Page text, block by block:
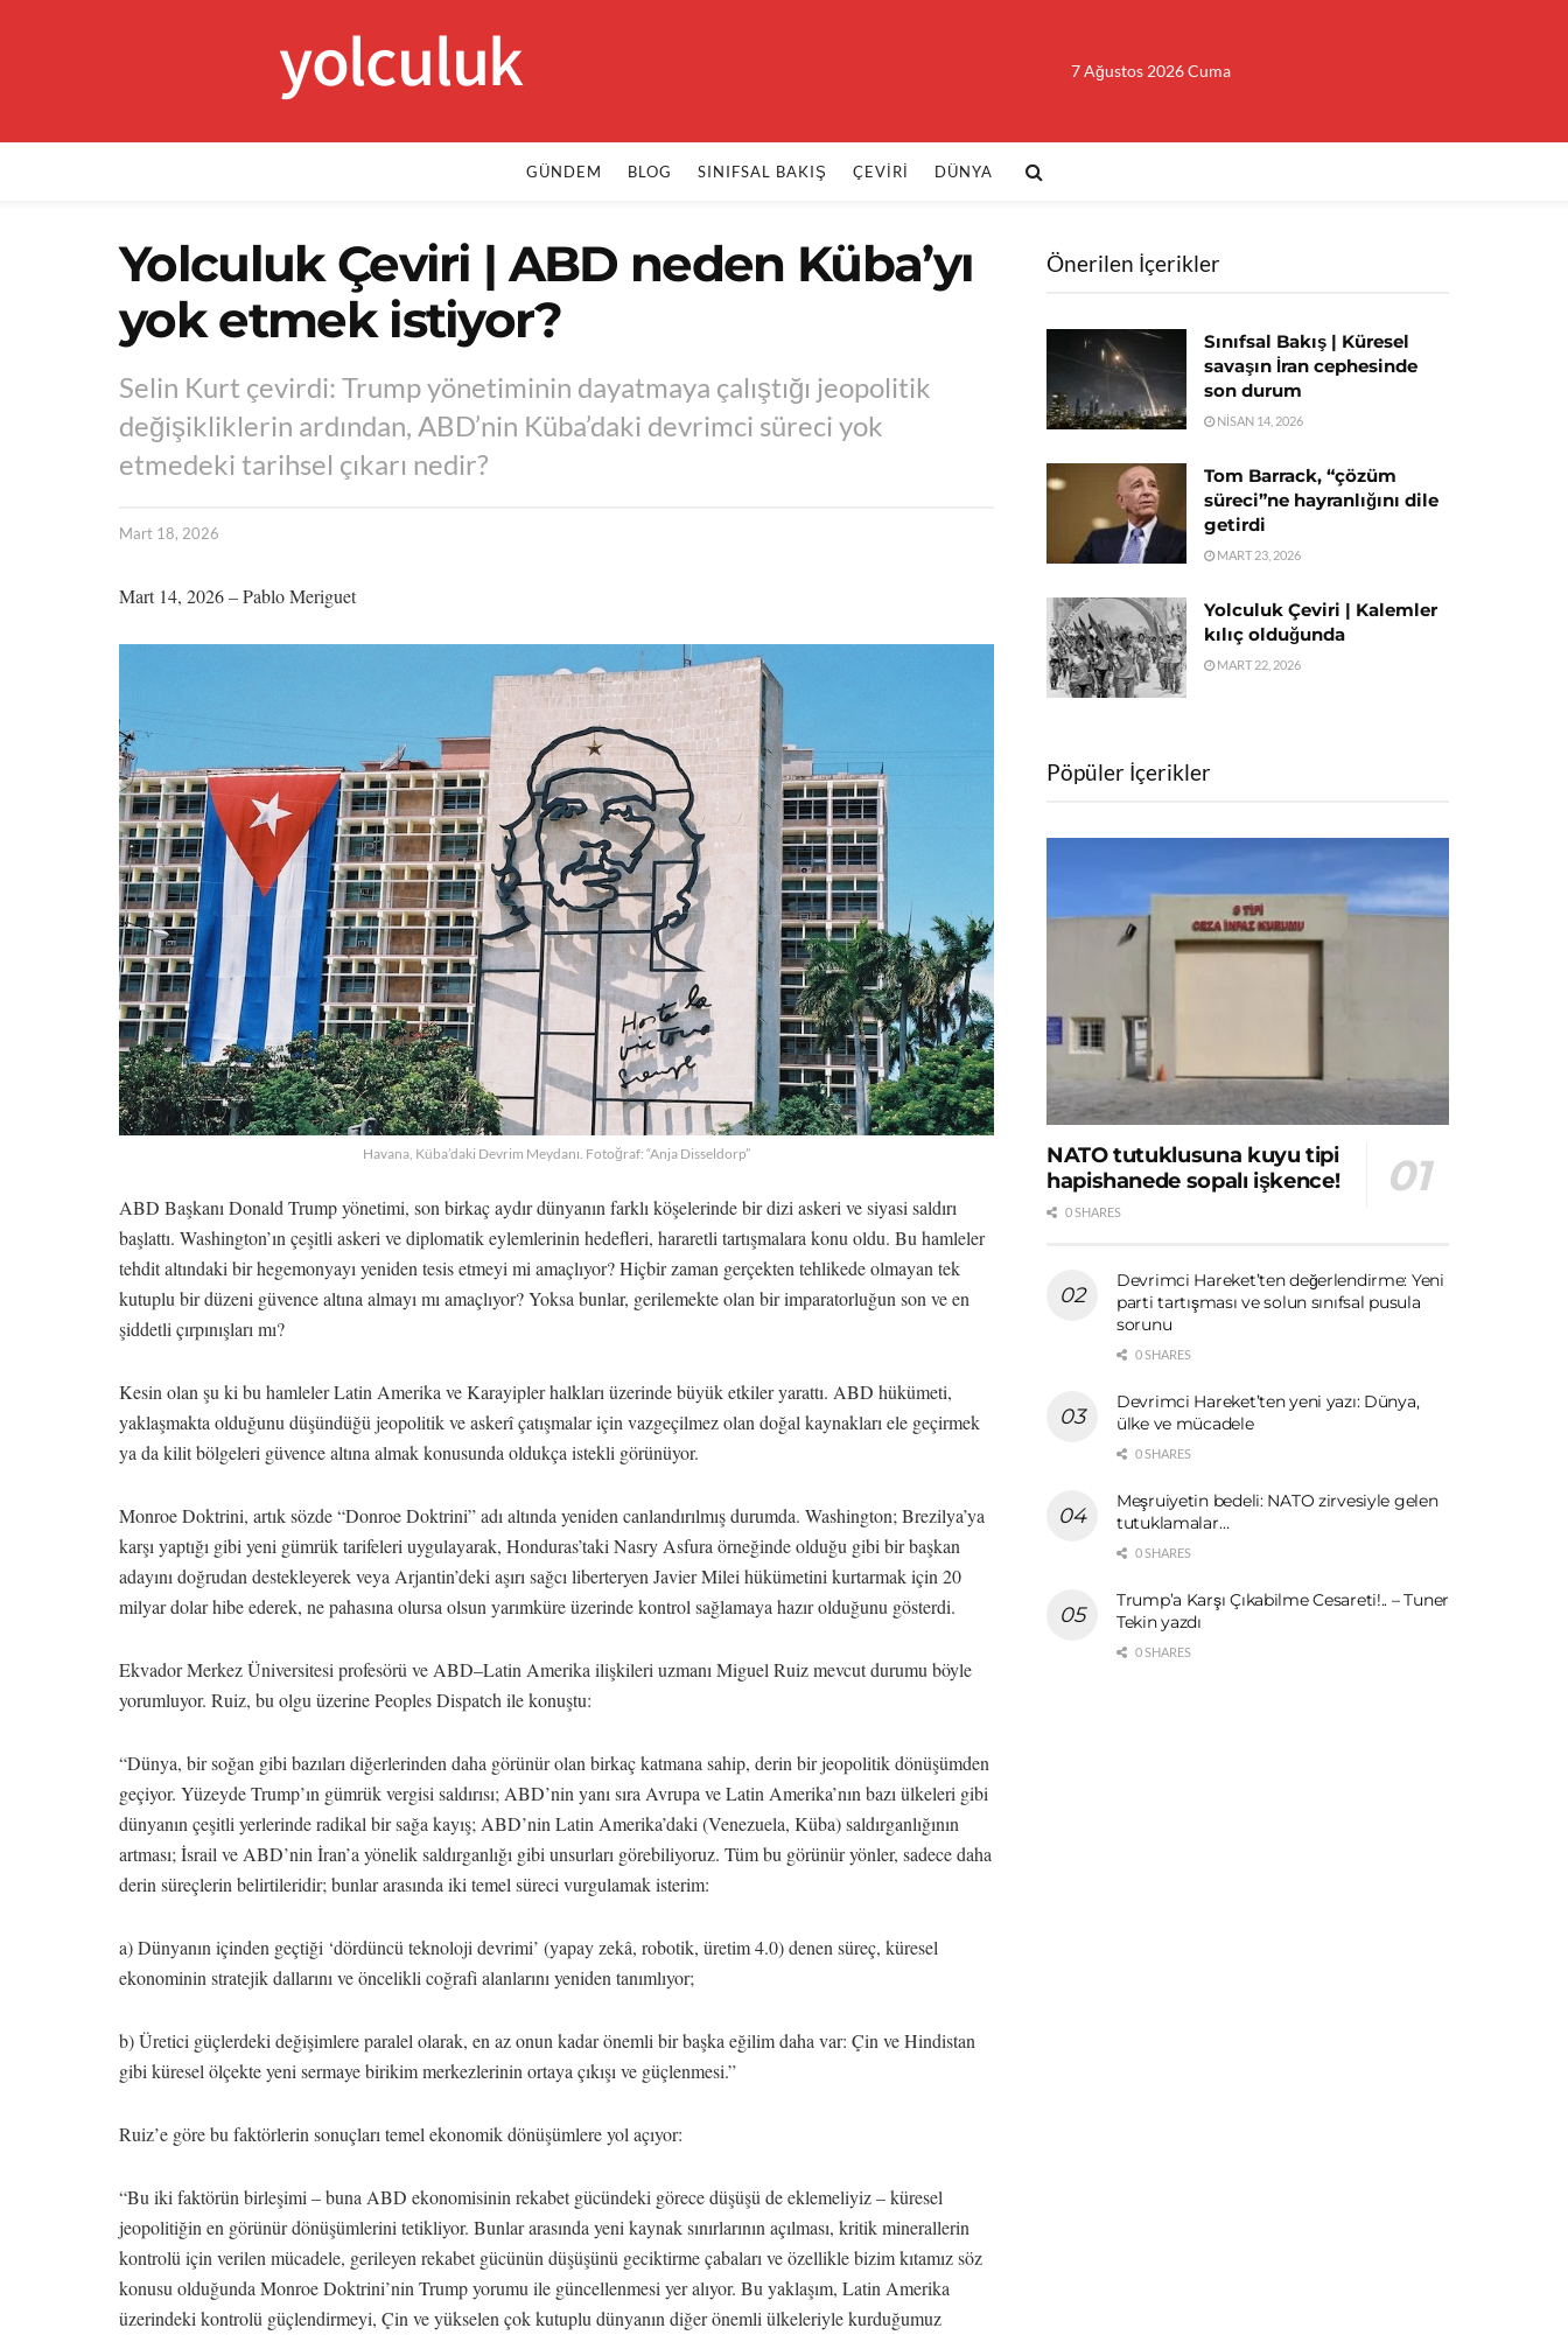
yolculuk 7 Ağustos 2026 Cuma
GÜNDEM BLOG SINIFSAL BAKIŞ ÇEVIRI DÜNYA
Yolculuk Çeviri | ABD neden Küba’yı
yok etmek istiyor?
Selin Kurt çevirdi: Trump yönetiminin dayatmaya çalıştığı jeopolitik
değişikliklerin ardından, ABD’nin Küba’daki devrimci süreci yok
etmedeki tarihsel çıkarı nedir?
Mart 18, 2026
Mart 14, 2026 – Pablo Meriguet
Havana, Küba’daki Devrim Meydanı. Fotoğraf: “Anja Disseldorp”
ABD Başkanı Donald Trump yönetimi, son birkaç aydır dünyanın farklı köşelerinde bir dizi askeri ve siyasi saldırı
başlattı. Washington’ın çeşitli askeri ve diplomatik eylemlerinin hedefleri, hararetli tartışmalara konu oldu. Bu hamleler
tehdit altındaki bir hegemonyayı yeniden tesis etmeyi mi amaçlıyor? Hiçbir zaman gerçekten tehlikede olmayan tek
kutuplu bir düzeni güvence altına almayı mı amaçlıyor? Yoksa bunlar, gerilemekte olan bir imparatorluğun son ve en
şiddetli çırpınışları mı?
Kesin olan şu ki bu hamleler Latin Amerika ve Karayipler halkları üzerinde büyük etkiler yarattı. ABD hükümeti,
yaklaşmakta olduğunu düşündüğü jeopolitik ve askerî çatışmalar için vazgeçilmez olan doğal kaynakları ele geçirmek
ya da kilit bölgeleri güvence altına almak konusunda oldukça istekli görünüyor.
Monroe Doktrini, artık sözde “Donroe Doktrini” adı altında yeniden canlandırılmış durumda. Washington; Brezilya’ya
karşı yaptığı gibi yeni gümrük tarifeleri uygulayarak, Honduras’taki Nasry Asfura örneğinde olduğu gibi bir başkan
adayını doğrudan destekleyerek veya Arjantin’deki aşırı sağcı liberteryen Javier Milei hükümetini kurtarmak için 20
milyar dolar hibe ederek, ne pahasına olursa olsun yarımküre üzerinde kontrol sağlamaya hazır olduğunu gösterdi.
Ekvador Merkez Üniversitesi profesörü ve ABD–Latin Amerika ilişkileri uzmanı Miguel Ruiz mevcut durumu böyle
yorumluyor. Ruiz, bu olgu üzerine Peoples Dispatch ile konuştu:
“Dünya, bir soğan gibi bazıları diğerlerinden daha görünür olan birkaç katmana sahip, derin bir jeopolitik dönüşümden
geçiyor. Yüzeyde Trump’ın gümrük vergisi saldırısı; ABD’nin yanı sıra Avrupa ve Latin Amerika’nın bazı ülkeleri gibi
dünyanın çeşitli yerlerinde radikal bir sağa kayış; ABD’nin Latin Amerika’daki (Venezuela, Küba) saldırganlığının
artması; İsrail ve ABD’nin İran’a yönelik saldırganlığı gibi unsurları görebiliyoruz. Tüm bu görünür yönler, sadece daha
derin süreçlerin belirtileridir; bunlar arasında iki temel süreci vurgulamak isterim:
a) Dünyanın içinden geçtiği ‘dördüncü teknoloji devrimi’ (yapay zekâ, robotik, üretim 4.0) denen süreç, küresel
ekonominin stratejik dallarını ve öncelikli coğrafi alanlarını yeniden tanımlıyor;
b) Üretici güçlerdeki değişimlere paralel olarak, en az onun kadar önemli bir başka eğilim daha var: Çin ve Hindistan
gibi küresel ölçekte yeni sermaye birikim merkezlerinin ortaya çıkışı ve güçlenmesi.”
Ruiz’e göre bu faktörlerin sonuçları temel ekonomik dönüşümlere yol açıyor:
“Bu iki faktörün birleşimi – buna ABD ekonomisinin rekabet gücündeki görece düşüşü de eklemeliyiz – küresel
jeopolitiğin en görünür dönüşümlerini tetikliyor. Bunlar arasında yeni kaynak sınırlarının açılması, kritik minerallerin
kontrolü için verilen mücadele, gerileyen rekabet gücünün düşüşünü geciktirme çabaları ve özellikle bizim kıtamız söz
konusu olduğunda Monroe Doktrini’nin Trump yorumu ile güncellenmesi yer alıyor. Bu yaklaşım, Latin Amerika
üzerindeki kontrolü güçlendirmeyi, Çin ve yükselen çok kutuplu dünyanın diğer önemli ülkeleriyle kurduğumuz
Önerilen İçerikler
Sınıfsal Bakış | Küresel
savaşın İran cephesinde
son durum
NISAN 14, 2026
Tom Barrack, “çözüm
süreci”ne hayranlığını dile
getirdi
MART 23, 2026
Yolculuk Çeviri | Kalemler
kılıç olduğunda
MART 22, 2026
Pöpüler İçerikler
NATO tutuklusuna kuyu tipi
hapishanede sopalı işkence!
0 SHARES
Devrimci Hareket’ten değerlendirme: Yeni
parti tartışması ve solun sınıfsal pusula
sorunu
0 SHARES
Devrimci Hareket’ten yeni yazı: Dünya,
ülke ve mücadele
0 SHARES
Meşruiyetin bedeli: NATO zirvesiyle gelen
tutuklamalar…
0 SHARES
Trump’a Karşı Çıkabilme Cesareti!.. – Tuner
Tekin yazdı
0 SHARES